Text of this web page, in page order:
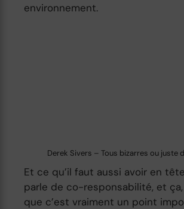
environnement.
Derek Sivers – Tous bizarres ou juste
Et ce qu’il faut aussi avoir en
parle de co-responsabilité, et
que c’est vraiment un point